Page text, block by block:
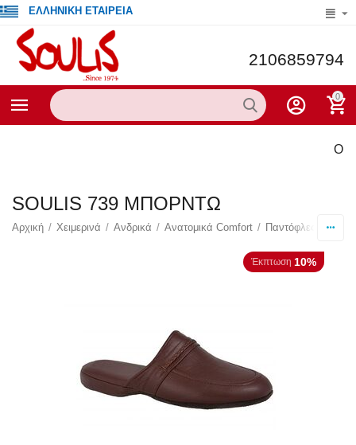
ΕΛΛΗΝΙΚΗ ΕΤΑΙΡΕΙΑ
2106859794
0
Οι
SOULIS 739 ΜΠΟΡΝΤΩ
Αρχική / Χειμερινά / Ανδρικά / Ανατομικά Comfort / Παντόφλες
Έκπτωση 10%